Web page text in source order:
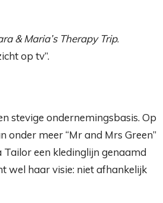
& Maria’s Therapy Trip.
op tv”.
stevige ondernemingsbasis. Op
meer “Mr and Mrs Green”
een kledinglijn genaamd
wel haar visie: niet afhankelijk